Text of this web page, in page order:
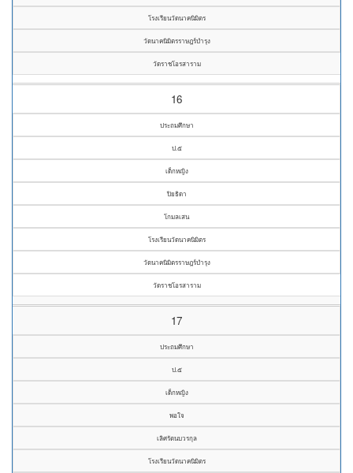
โรงเรียนวัดนาคนิมิตร
วัดนาคนิมิตรราษฎร์บำรุง
วัดราชโอรสาราม
16
ประถมศึกษา
ป.๕
เด็กหญิง
ปิยธิดา
โกมลเสน
โรงเรียนวัดนาคนิมิตร
วัดนาคนิมิตรราษฎร์บำรุง
วัดราชโอรสาราม
17
ประถมศึกษา
ป.๕
เด็กหญิง
พอใจ
เลิศรัตนบวรกุล
โรงเรียนวัดนาคนิมิตร